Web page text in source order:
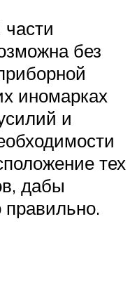
без
иномарках
и
тех
дабы
правильно.